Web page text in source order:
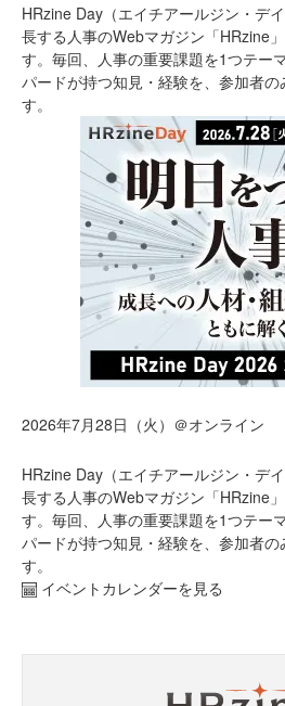
HRzine Day（エイチアールジン・デ
長する人事のWebマガジン「HRzine
す。毎回、人事の重要課題を1つテー
パードが持つ知見・経験を、参加者の
す。
2026年7月28日（火）＠オンライン
HRzine Day（エイチアールジン・デ
長する人事のWebマガジン「HRzine
す。毎回、人事の重要課題を1つテー
パードが持つ知見・経験を、参加者の
す。
イベントカレンダーを見る